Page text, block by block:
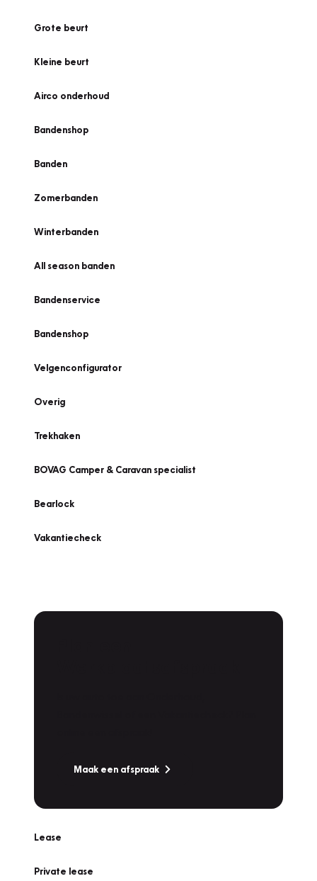
Grote beurt
Kleine beurt
Airco onderhoud
Bandenshop
Banden
Zomerbanden
Winterbanden
All season banden
Bandenservice
Bandenshop
Velgenconfigurator
Overig
Trekhaken
BOVAG Camper & Caravan specialist
Bearlock
Vakantiecheck
Maak een afspraak
Lease
Private lease